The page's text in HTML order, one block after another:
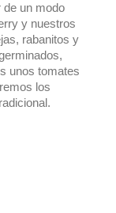
de un modo
y nuestros
rabanitos y
unos tomates
los